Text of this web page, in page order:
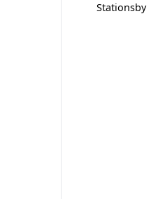
Stationsby